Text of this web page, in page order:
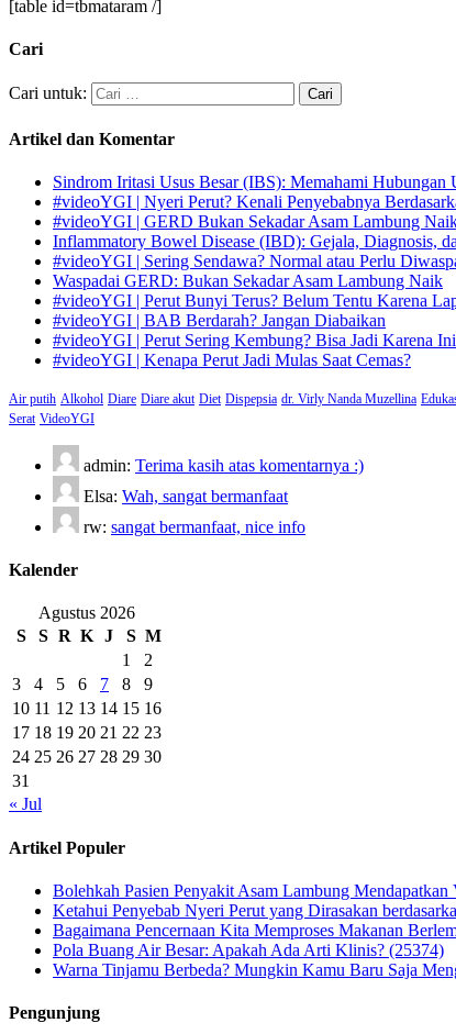
[table id=tbmataram /]
Cari
Cari untuk:
Artikel dan Komentar
Sindrom Iritasi Usus Besar (IBS): Memahami Hubungan
#videoYGI | Nyeri Perut? Kenali Penyebabnya
#videoYGI | GERD Bukan Sekadar Asam Lambung
Inflammatory Bowel Disease (IBD): Gejala, Diagnosis,
#videoYGI | Sering Sendawa? Normal atau Perlu
Waspadai GERD: Bukan Sekadar Asam Lambung Naik
#videoYGI | Perut Bunyi Terus? Belum Tentu Karena
#videoYGI | BAB Berdarah? Jangan Diabaikan
#videoYGI | Perut Sering Kembung? Bisa Jadi Karena
#videoYGI | Kenapa Perut Jadi Mulas Saat Cemas?
Air putih Alkohol Diare Diare akut Diet Dispepsia dr. Virly Nanda Muzellina
Serat VideoYGI
admin: Terima kasih atas komentarnya :)
Elsa: Wah, sangat bermanfaat
rw: sangat bermanfaat, nice info
Kalender
Agustus 2026
S
S R K J S M
1
2
3
4 5 6 7 8
9
10 11 12 13 14 15 16
17 18 19 20 21 22 23
24 25 26 27 28 29 30
31
« Jul
Artikel Populer
Bolehkah Pasien Penyakit Asam Lambung
Ketahui Penyebab Nyeri Perut yang Dirasakan
Bagaimana Pencernaan Kita Memproses Makanan
Pola Buang Air Besar: Apakah Ada Arti Klinis? (25374)
Warna Tinjamu Berbeda? Mungkin Kamu Baru Saja
Pengunjung